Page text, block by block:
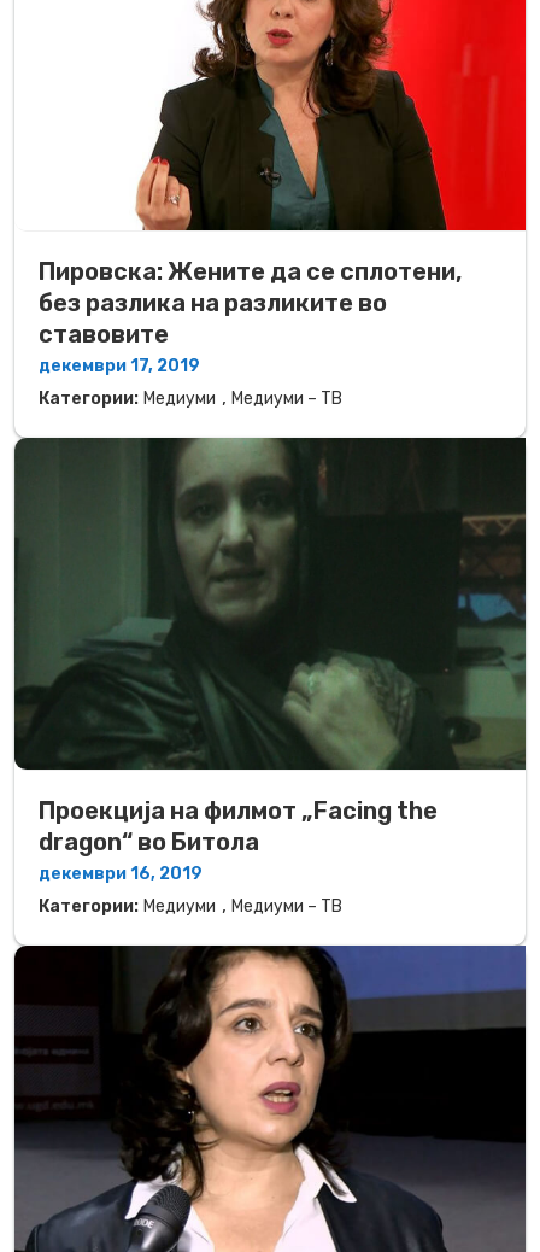
Пировска: Жените да се сплотени,
без разлика на разликите во
ставовите
декември 17, 2019
Категории: Медиуми , Медиуми – ТВ
Проекција на филмот „Facing the
dragon“ во Битола
декември 16, 2019
Категории: Медиуми , Медиуми – ТВ